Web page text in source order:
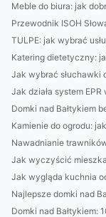
Meble do biura: jak
Przewodnik ISOH
TULPE: jak wybrać
Katering dietetyczny:
Jak wybrać słuchawki
Jak działa system
Domki nad Bałtykiem
Kamienie do ogrodu:
Nawadnianie
Jak wyczyścić
Jak wygląda kuchnia
Najlepsze domki nad
Domki nad Bałtykiem: